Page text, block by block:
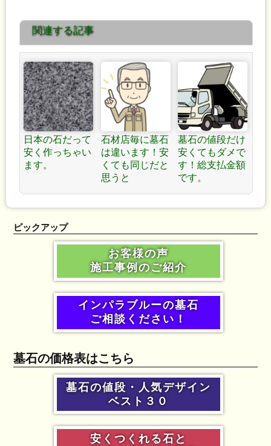
のお墓)
関連する記事
日本の石だって
安く作っちゃい
ます。
石材店毎に墓石
は違います！安
くても同じだと
思うと
墓石の値段だけ
安くてもダメで
す！総支払金額
です。
ピックアップ
お客様の声
施工事例のご紹介
インパラブルーの墓石
ご相談ください！
墓石の価格表はこちら
墓石の値段・人気デザイン
ベスト３０
安くつくれる石と